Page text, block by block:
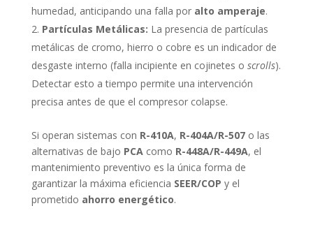
humedad, anticipando una falla por alto amperaje.
Partículas Metálicas: La presencia de partículas
metálicas de cromo, hierro o cobre es un indicador de
desgaste interno (falla incipiente en cojinetes o scrolls).
Detectar esto a tiempo permite una intervención
precisa antes de que el compresor colapse.
Si operan sistemas con R-410A, R-404A/R-507o las
alternativas de bajo PCAcomo R-448A/R-449A, el
mantenimiento preventivo es la única forma de
garantizar la máxima eficiencia SEER/COP y el
prometido ahorro energético.